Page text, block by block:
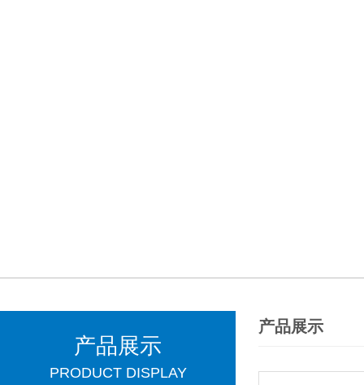
产品展示
PRODUCT DISPLAY
产品展示